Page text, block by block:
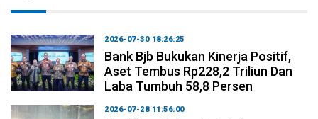
2026-07-30 18:26:25
Bank Bjb Bukukan Kinerja Positif,
Aset Tembus Rp228,2 Triliun Dan
Laba Tumbuh 58,8 Persen
2026-07-28 11:56:00